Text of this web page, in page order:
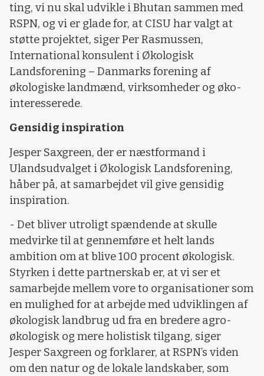
ting, vi nu skal udvikle i Bhutan sammen med
RSPN, og vi er glade for, at CISU har valgt at
støtte projektet, siger Per Rasmussen,
International konsulent i Økologisk
Landsforening – Danmarks forening af
økologiske landmænd, virksomheder og øko-
interesserede.
Gensidig inspiration
Jesper Saxgreen, der er næstformand i
Ulandsudvalget i Økologisk Landsforening,
håber på, at samarbejdet vil give gensidig
inspiration.
- Det bliver utroligt spændende at skulle
medvirke til at gennemføre et helt lands
ambition om at blive 100 procent økologisk.
Styrken i dette partnerskab er, at vi ser et
samarbejde mellem vore to organisationer som
en mulighed for at arbejde med udviklingen af
økologisk landbrug ud fra en bredere agro-
økologisk og mere holistisk tilgang, siger
Jesper Saxgreen og forklarer, at RSPN’s viden
om den natur og de lokale landskaber, som